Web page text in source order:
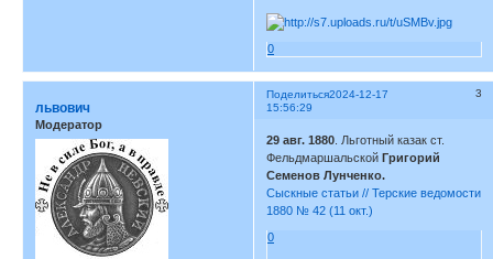
0
Поделиться 3
2024-12-17
15:56:29
львович
Модератор
29 авг. 1880 . Льготный казак ст.
ФельдмаршальскойГригорий
Семенов Лунченко.
Сыскные статьи // Терские ведомости
1880 № 42 (11 окт.)
0